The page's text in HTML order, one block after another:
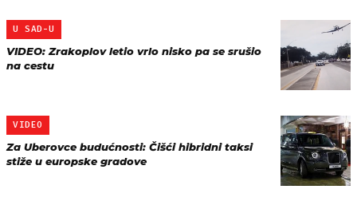
U SAD-U
VIDEO: Zrakoplov letio vrlo nisko pa se srušio
na cestu
VIDEO
Za Uberovce budućnosti: Čišći hibridni taksi
stiže u europske gradove